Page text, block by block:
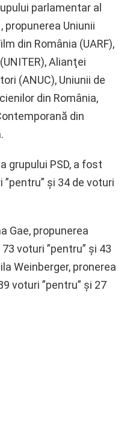
parlamentar al
propunerea Uniunii
din România (UARF),
Alianţei
(ANUC), Uniunii de
din România,
din
grupului PSD, a fost
şi 34 de voturi
Gae, propunerea
voturi ”pentru” şi 43
Weinberger, pronerea
voturi ”pentru” şi 27